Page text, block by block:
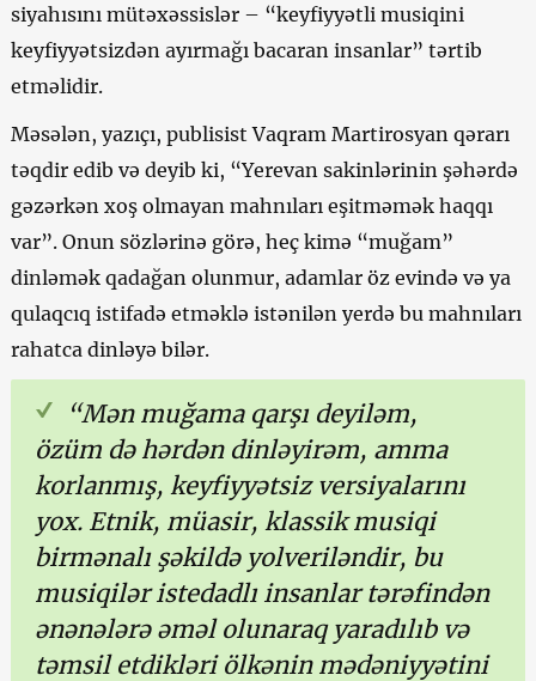
siyahısını mütəxəssislər – “keyfiyyətli musiqini
keyfiyyətsizdən ayırmağı bacaran insanlar” tərtib
etməlidir.
Məsələn, yazıçı, publisist Vaqram Martirosyan qərarı
təqdir edib və deyib ki, “Yerevan sakinlərinin şəhərdə
gəzərkən xoş olmayan mahnıları eşitməmək haqqı
var”. Onun sözlərinə görə, heç kimə “muğam”
dinləmək qadağan olunmur, adamlar öz evində və ya
qulaqcıq istifadə etməklə istənilən yerdə bu mahnıları
rahatca dinləyə bilər.
“Mən muğama qarşı deyiləm,
özüm də hərdən dinləyirəm, amma
korlanmış, keyfiyyətsiz versiyalarını
yox. Etnik, müasir, klassik musiqi
birmənalı şəkildə yolveriləndir, bu
musiqilər istedadlı insanlar tərəfindən
ənənələrə əməl olunaraq yaradılıb və
təmsil etdikləri ölkənin mədəniyyətini